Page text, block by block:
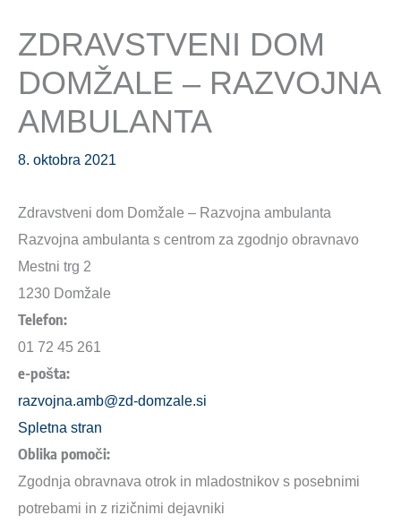
ZDRAVSTVENI DOM
DOMŽALE – RAZVOJNA
AMBULANTA
8. oktobra 2021
Zdravstveni dom Domžale – Razvojna ambulanta
Razvojna ambulanta s centrom za zgodnjo obravnavo
Mestni trg 2
1230 Domžale
Telefon:
01 72 45 261
e-pošta:
razvojna.amb@zd-domzale.si
Spletna stran
Oblika pomoči:
Zgodnja obravnava otrok in mladostnikov s posebnimi
potrebami in z rizičnimi dejavniki